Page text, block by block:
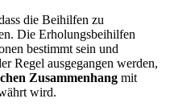
die Beihilfen zu
Die Erholungsbeihilfen
bestimmt sein und
Regel ausgegangen werden,
Zusammenhang mit
wird.